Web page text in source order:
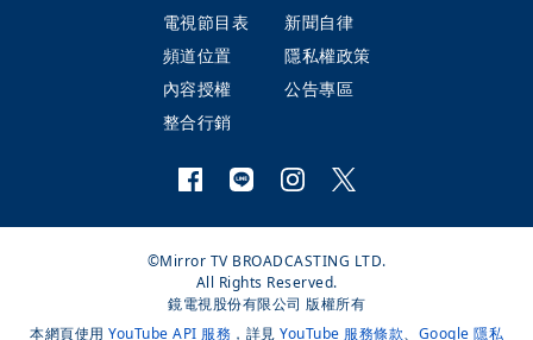
電視節目表
新聞自律
頻道位置
隱私權政策
內容授權
公告專區
整合行銷
©Mirror TV BROADCASTING LTD.
All Rights Reserved.
鏡電視股份有限公司 版權所有
本網頁使用 YouTube API 服務 ，詳見 YouTube 服務條款、 Google 隱私